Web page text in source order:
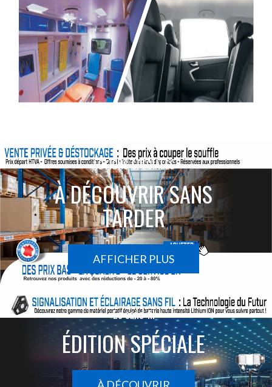
ACTIONS SPÉCIALES
À DÉCOUVRIR SANS
TARDER
AFFICHER PLUS
Le sans-fil
ÉDITION SPÉCIALE